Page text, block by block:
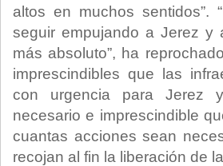
altos en muchos
seguir empujando a Jerez y
más absoluto”, ha
imprescindibles que las
con urgencia para Jerez
necesario e imprescindible
cuantas acciones sean
recojan al fin la liberación de